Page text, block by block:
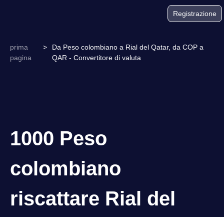
Registrazione
prima
pagina
>
Da Peso colombiano a Rial del Qatar, da COP a
QAR - Convertitore di valuta
1000 Peso
colombiano
riscattare Rial del